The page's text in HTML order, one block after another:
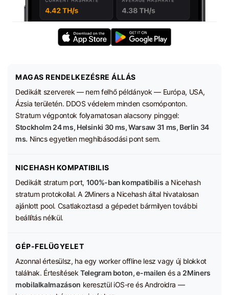
MAGAS RENDELKEZÉSRE ÁLLÁS
Dedikált szerverek — nem felhő példányok — Európa, USA,
Ázsia területén. DDOS védelem minden csomóponton.
Stratum végpontok folyamatosan alacsony pinggel:
Stockholm 24 ms, Helsinki 30 ms, Warsaw 31 ms, Berlin 34
ms. Nincs egyetlen meghibásodási pont sem.
NICEHASH KOMPATIBILIS
Dedikált stratum port, 100%-ban kompatibilis a Nicehash
stratum protokollal. A 2Miners a Nicehash által hivatalosan
ajánlott pool. Csatlakoztasd a gépedet bármilyen további
beállítás nélkül.
GÉP-FELÜGYELET
Azonnal értesülsz, ha egy worker offline lesz vagy új blokkot
találnak. ÉrtesítésekTelegram boton, e-mailen és a 2Miners
mobilalkalmazáson keresztül iOS-re és Androidra —